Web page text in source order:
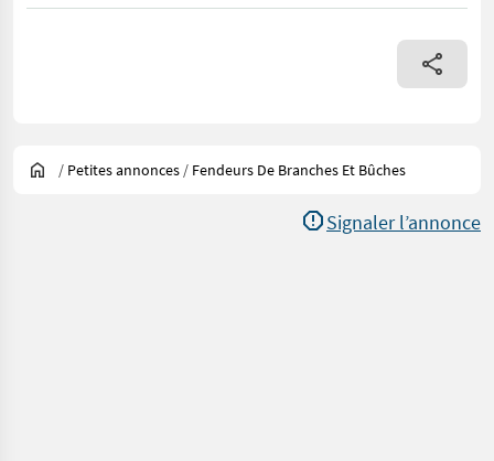
/ Petites annonces / Fendeurs De Branches Et Bûches
Signaler l’annonce